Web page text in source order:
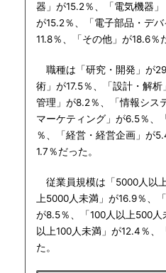
器」が15.2％、「電気機器」
が15.2％、「電子部品・デ
11.8％、「その他」が18.6％
職種は「研究・開発」が
術」が17.5％、「設計・解析
管理」が8.2％、「情報シス
マーケティング」が6.5％、
％、「経営・経営企画」が
1.7％だった。
従業員規模は「5000人以
上5000人未満」が16.9％、
が8.5％、「100人以上500
以上100人未満」が12.4％、
た。